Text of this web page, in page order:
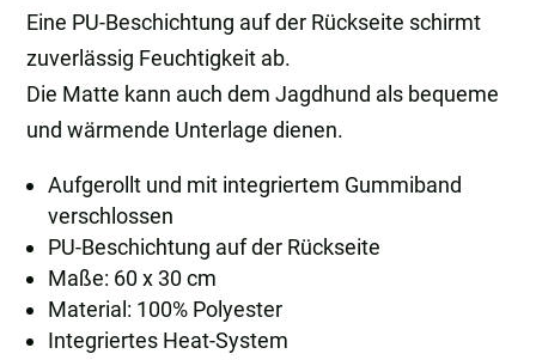
Eine PU-Beschichtung auf der Rückseite schirmt
zuverlässig Feuchtigkeit ab.
Die Matte kann auch dem Jagdhund als bequeme
und wärmende Unterlage dienen.
Aufgerollt und mit integriertem Gummiband
verschlossen
PU-Beschichtung auf der Rückseite
Maße: 60 x 30 cm
Material: 100% Polyester
Integriertes Heat-System